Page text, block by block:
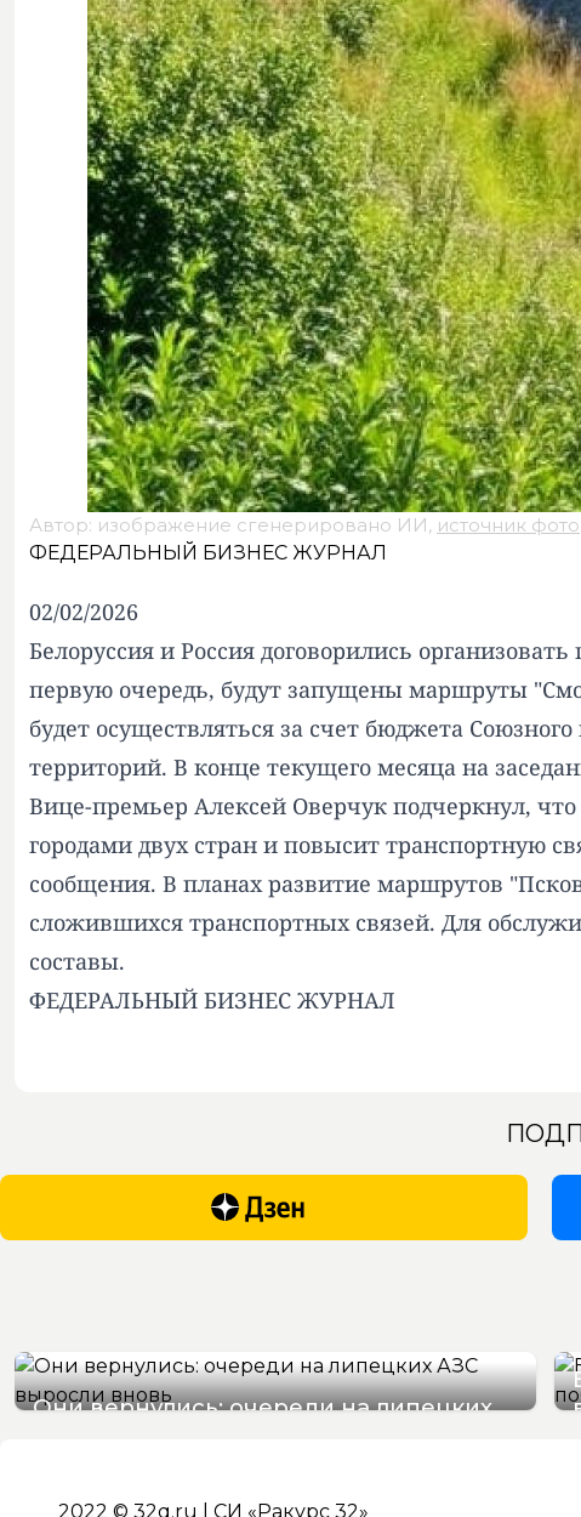
Автор: изображение сгенерировано ИИ, источник фото
ФЕДЕРАЛЬНЫЙ БИЗНЕС ЖУРНАЛ
02/02/2026
Белоруссия и Россия договорились
первую очередь, будут запущены маршруты
будет осуществляться за счет бюджета
территорий. В конце текущего месяца на
Вице-премьер Алексей Оверчук подчеркнул,
городами двух стран и повысит транспортную
сообщения. В планах развитие маршрутов
сложившихся транспортных связей. Для
составы.
ФЕДЕРАЛЬНЫЙ БИЗНЕС ЖУРНАЛ
Они вернулись: очереди на липецких
2022 © 32q.ru | СИ «Ракурс 32»